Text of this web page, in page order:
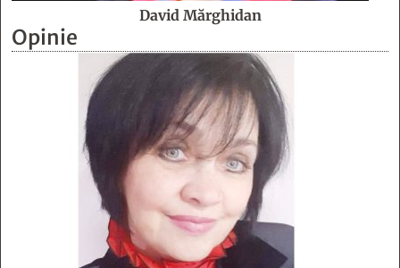
David Mărghidan
Opinie